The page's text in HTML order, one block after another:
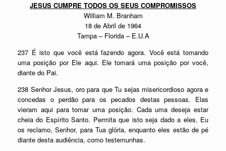
JESUS CUMPRE TODOS OS SEUS COMPROMISSOS
William M. Branham
18 de Abril de 1964
Tampa – Florida – E.U.A
237 É isto que você está fazendo agora. Você está tomando
uma posição por Ele aqui. Ele tomará uma posição por você,
diante do Pai.
238 Senhor Jesus, oro para que Tu sejas misericordioso agora e
concedas o perdão para os pecados destas pessoas. Elas
vieram aqui para tomar uma posição. Cada uma deseja estar
cheia do Espírito Santo. Permita que isto seja dado a eles. Eu
os reclamo, Senhor, para Tua glória, enquanto eles estão de pé
diante desta audiência, como testemunhas.